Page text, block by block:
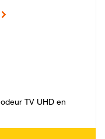
TV UHD en